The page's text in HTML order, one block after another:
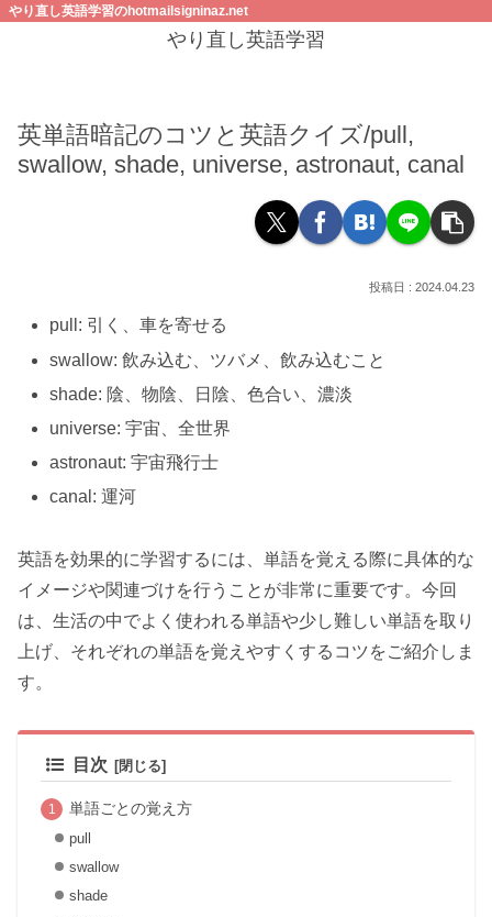
やり直し英語学習のhotmailsigninaz.net
やり直し英語学習
英単語暗記のコツと英語クイズ/pull,
swallow, shade, universe, astronaut, canal
2024.04.23
pull: 引く、車を寄せる
swallow: 飲み込む、ツバメ、飲み込むこと
shade: 陰、物陰、日陰、色合い、濃淡
universe: 宇宙、全世界
astronaut: 宇宙飛行士
canal: 運河
英語を効果的に学習するには、単語を覚える際に具体的な
イメージや関連づけを行うことが非常に重要です。今回
は、生活の中でよく使われる単語や少し難しい単語を取り
上げ、それぞれの単語を覚えやすくするコツをご紹介しま
す。
目次
単語ごとの覚え方
pull
swallow
shade